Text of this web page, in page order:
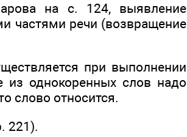
на с. 124, выявление
частями речи (возвращение
при выполнении
из однокоренных слов надо
слово относится.
221).